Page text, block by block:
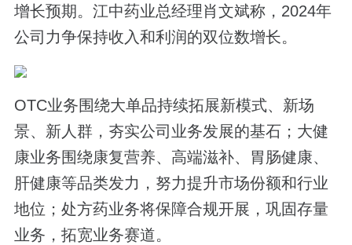
增长预期。江中药业总经理肖文斌称，2024年
公司力争保持收入和利润的双位数增长。
OTC业务围绕大单品持续拓展新模式、新场
景、新人群，夯实公司业务发展的基石；大健
康业务围绕康复营养、高端滋补、胃肠健康、
肝健康等品类发力，努力提升市场份额和行业
地位；处方药业务将保障合规开展，巩固存量
业务，拓宽业务赛道。